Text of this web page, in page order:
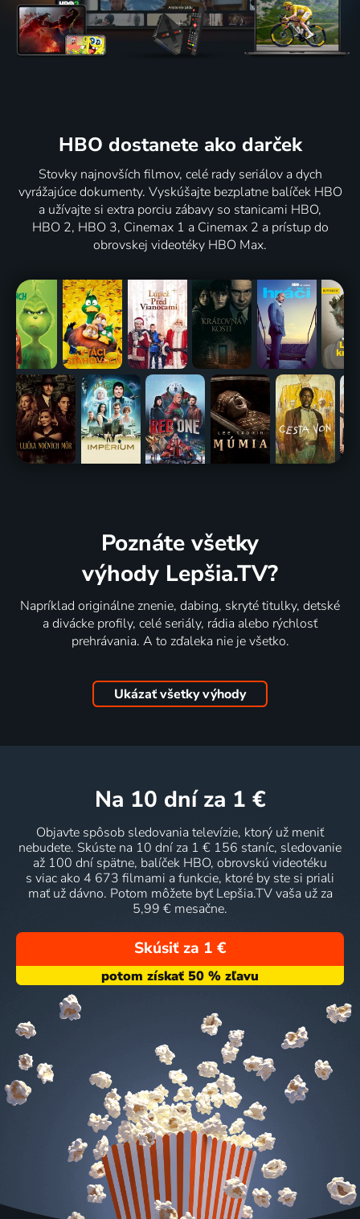
HBO dostanete ako darček
Stovky najnovších filmov, celé rady seriálov a dych
vyrážajúce dokumenty. Vyskúšajte bezplatne balíček HBO
a užívajte si extra porciu zábavy so stanicami HBO,
HBO 2, HBO 3, Cinemax 1 a Cinemax 2 a prístup do
obrovskej videotéky HBO Max.
Poznáte všetky
výhody Lepšia.TV?
Napríklad originálne znenie, dabing, skryté titulky, detské
a divácke profily, celé seriály, rádia alebo rýchlosť
prehrávania. A to zďaleka nie je všetko.
Ukázať všetky výhody
na 10 dní za 1 €
Objavte spôsob sledovania televízie, ktorý už meniť
nebudete. Skúste na 10 dní za 1 € 156 staníc, sledovanie
až 100 dní spätne, balíček HBO, obrovskú videotéku
s viac ako 4 673 filmami a funkcie, ktoré by ste si priali
mať už dávno. Potom môžete byť Lepšia.TV vaša už za
5,99 € mesačne.
Skúsiť za 1 €